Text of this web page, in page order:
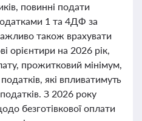
повинні подати
1 та 4ДФ за
також врахувати
орієнтири на 2026 рік,
прожитковий мінімум,
які впливатимуть
З 2026 року
безготівкової оплати